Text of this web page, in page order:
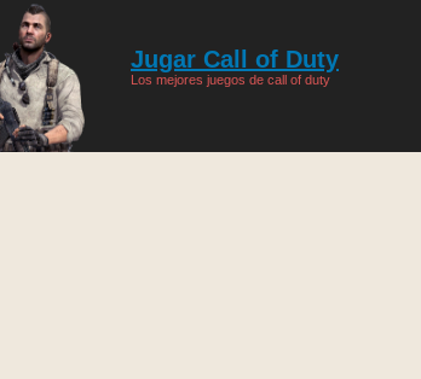
Jugar Call of Duty
Los mejores juegos de call of duty